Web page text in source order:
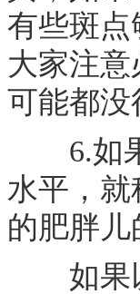
有些斑点
大家注
可能都没
6.如果
水平，
的肥胖
如果以